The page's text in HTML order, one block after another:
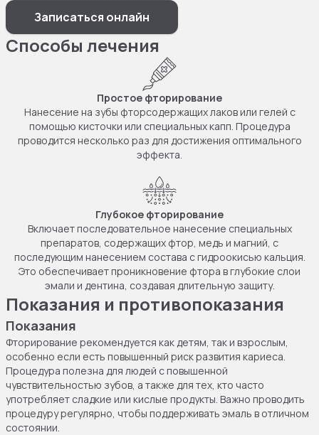
Записаться онлайн
Способы лечения
Простое фторирование
Нанесение на зубы фторсодержащих лаков или гелей с
помощью кисточки или специальных капп. Процедура
проводится несколько раз для достижения оптимального
эффекта.
Глубокое фторирование
Включает последовательное нанесение специальных
препаратов, содержащих фтор, медь и магний, с
последующим нанесением состава с гидроокисью кальция.
Это обеспечивает проникновение фтора в глубокие слои
эмали и дентина, создавая длительную защиту.
Показания и противопоказания
Показания
Фторирование рекомендуется как детям, так и взрослым,
особенно если есть повышенный риск развития кариеса.
Процедура полезна для людей с повышенной
чувствительностью зубов, а также для тех, кто часто
употребляет сладкие или кислые продукты. Важно проводить
процедуру регулярно, чтобы поддерживать эмаль в отличном
состоянии.